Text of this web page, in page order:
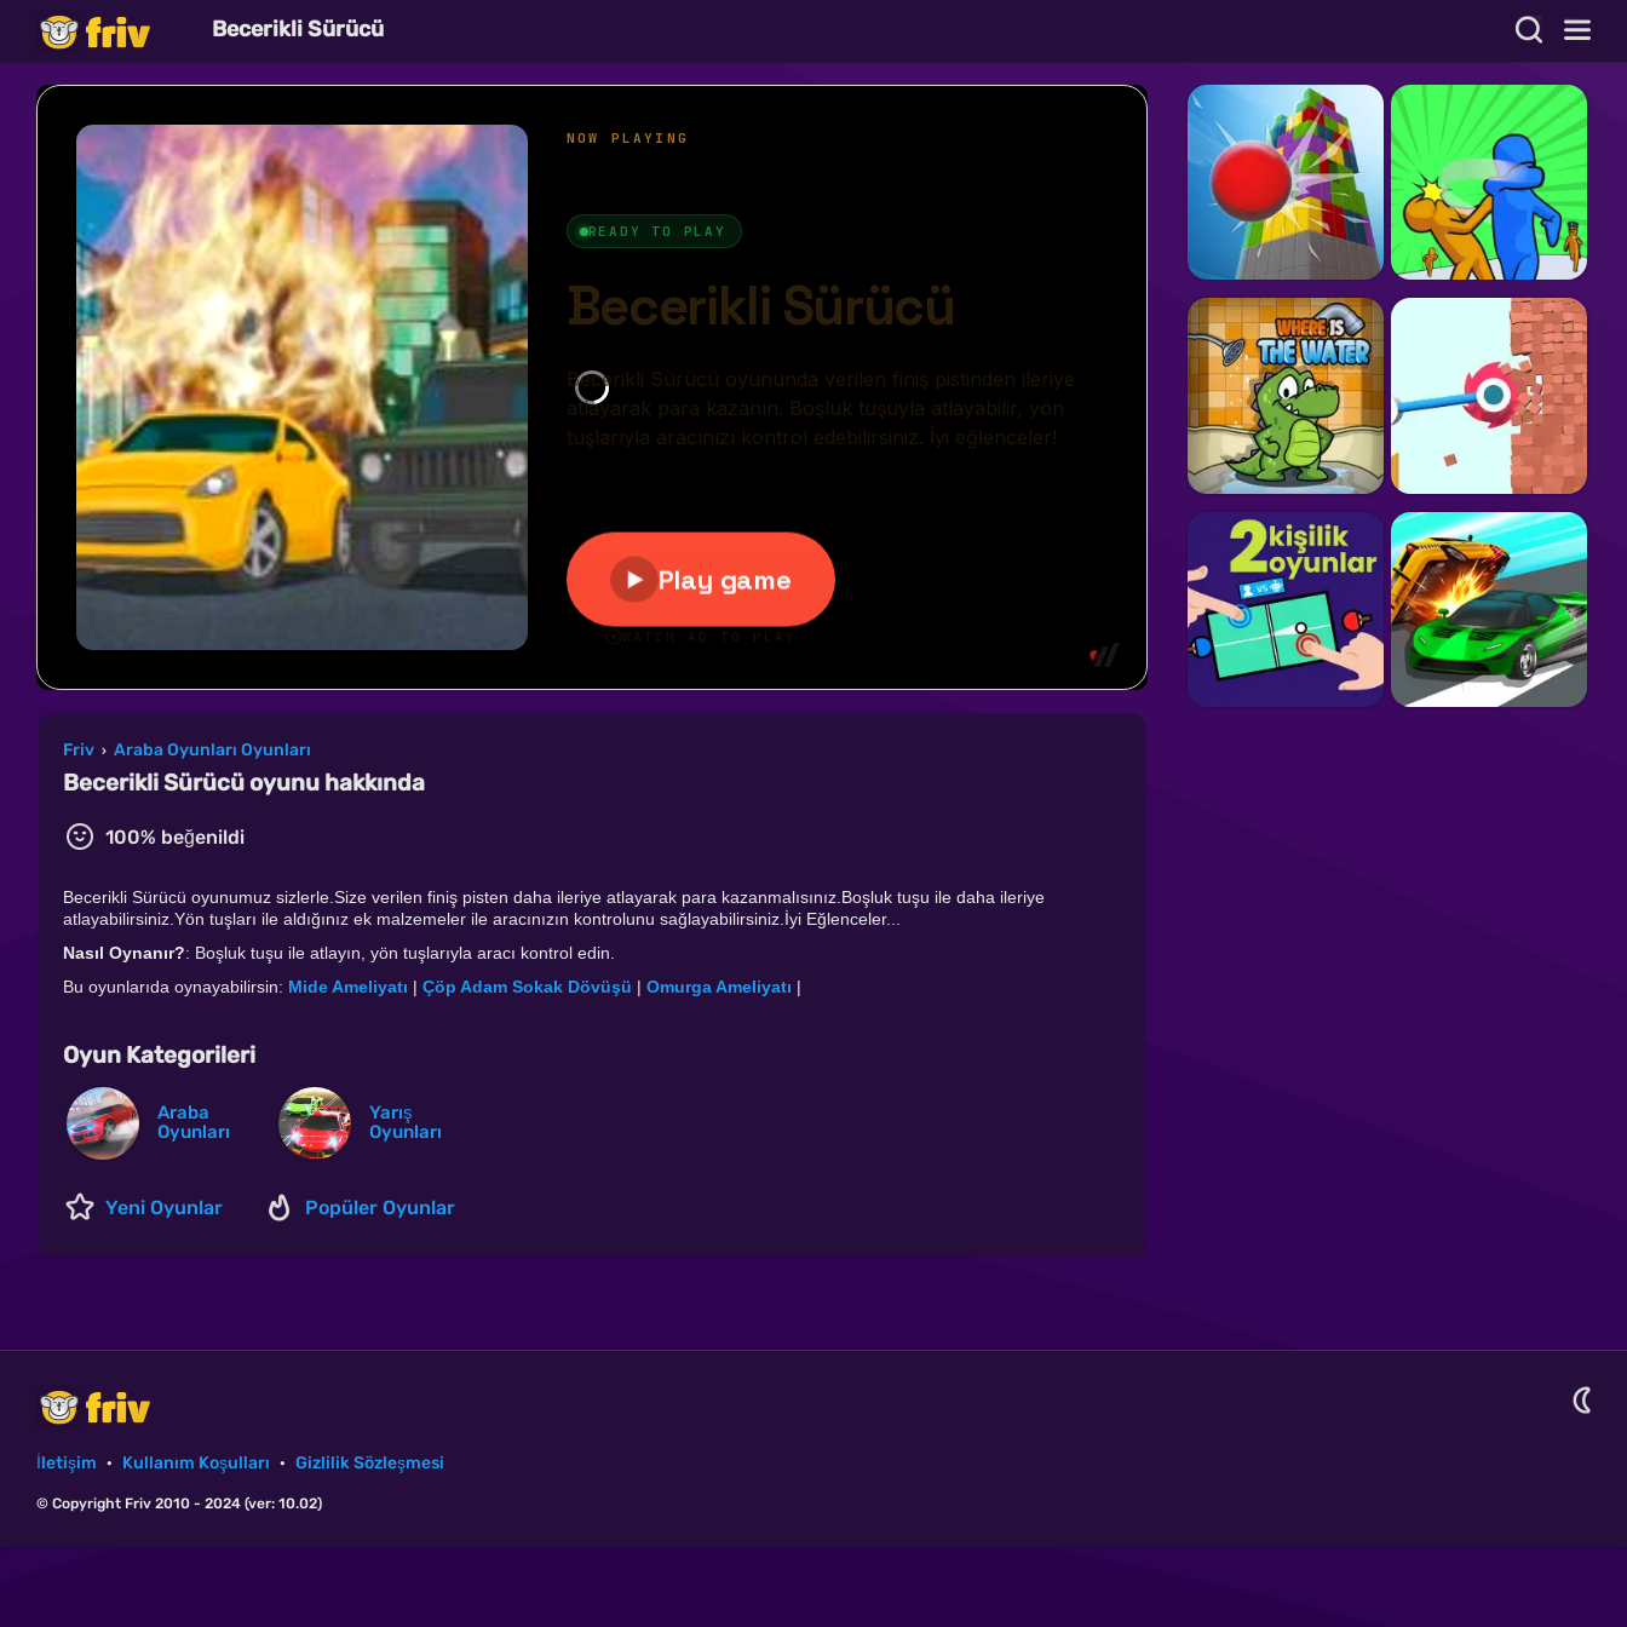
Becerikli Sürücü
Friv › Araba Oyunları Oyunları
Becerikli Sürücü oyunu hakkında
100% beğenildi
Becerikli Sürücü oyunumuz sizlerle.Size verilen finiş pisten daha ileriye atlayarak para kazanmalısınız.Boşluk tuşu ile daha ileriye
atlayabilirsiniz.Yön tuşları ile aldığınız ek malzemeler ile aracınızın kontrolunu sağlayabilirsiniz.İyi Eğlenceler...
Nasıl Oynanır?: Boşluk tuşu ile atlayın, yön tuşlarıyla aracı kontrol edin.
Bu oyunlarıda oynayabilirsin: Mide Ameliyatı | Çöp Adam Sokak Dövüşü | Omurga Ameliyatı |
Oyun Kategorileri
Araba
Oyunları
Yarış
Oyunları
Yeni Oyunlar Popüler Oyunlar
İletişim · Kullanım Koşulları · Gizlilik Sözleşmesi
© Copyright Friv 2010 - 2024 (ver: 10.02)